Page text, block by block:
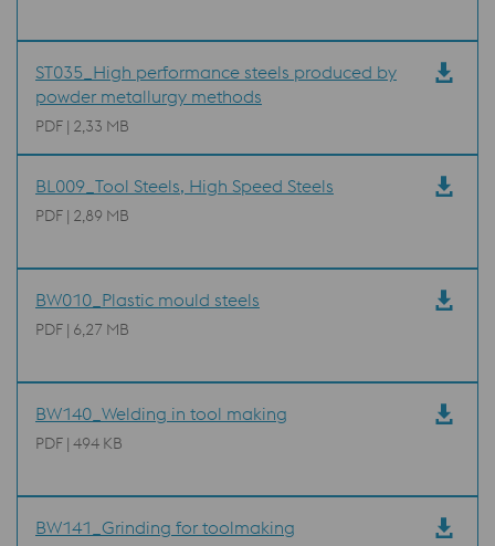
ST035_High performance steels produced by
powder metallurgy methods
PDF | 2,33 MB
BL009_Tool Steels, High Speed Steels
PDF | 2,89 MB
BW010_Plastic mould steels
PDF | 6,27 MB
BW140_Welding in tool making
PDF | 494 KB
BW141_Grinding for toolmaking